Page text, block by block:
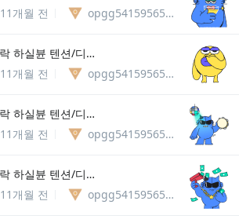
11개월 전 opgg541595654291
😄😄 칼바람나락 하실뷴 텐션/디코 필슈 😄😄
11개월 전 opgg541595654291
😄😄 칼바람나락 하실뷴 텐션/디코 필슈 😄😄
11개월 전 opgg541595654291
😄😄 칼바람나락 하실뷴 텐션/디코 필슈 😄😄 (3/5)
11개월 전 opgg541595654291